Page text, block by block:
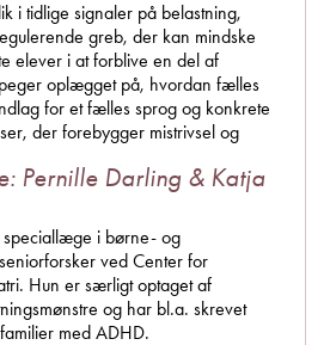
i tidlige signaler på belastning,
greb, der kan mindske
elever i at forblive en del af
oplægget på, hvordan fælles
for et fælles sprog og konkrete
der forebygger mistrivsel og
Pernille Darling & Katja
i børne- og
ved Center for
Hun er særligt optaget af
og har bl.a. skrevet
med ADHD.